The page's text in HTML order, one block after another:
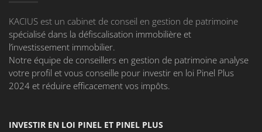
KACIUS est un cabinet de conseil en gestion de patrimoine
spécialisé dans la défiscalisation immobilière et
l’investissement immobilier.
Notre équipe de conseillers en gestion de patrimoine analyse
votre profil et vous conseille pour investir en loi Pinel Plus
2024 et réduire efficacement vos impôts.
INVESTIR EN LOI PINEL ET PINEL PLUS